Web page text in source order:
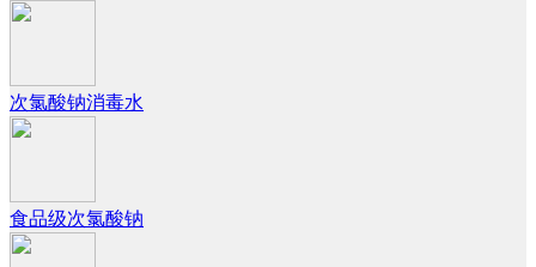
次氯酸钠消毒水
食品级次氯酸钠